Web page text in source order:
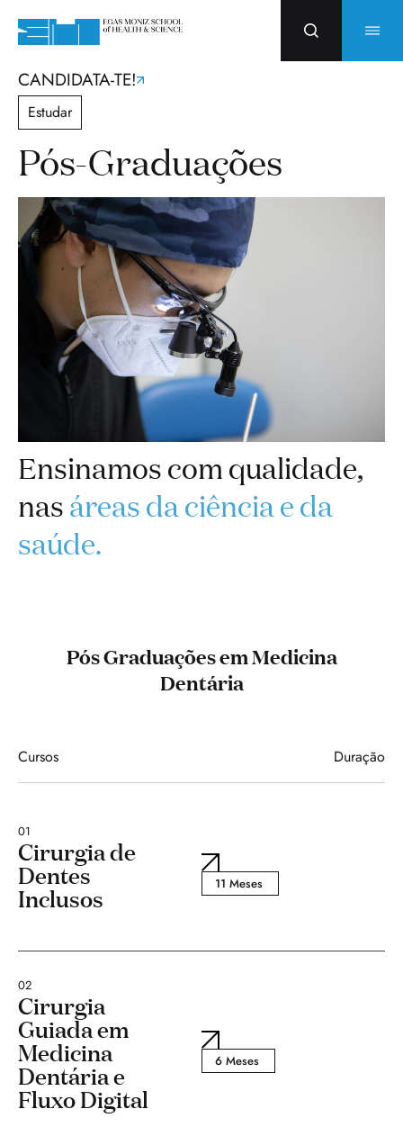
CANDIDATA-TE!
Estudar
Pós-Graduações
Ensinamos com qualidade,
nasáreas da ciência e da
saúde.
Pós Graduações em Medicina
Dentária
Cursos Duração
01
Cirurgia de
Dentes
Inclusos 11 Meses
02
Cirurgia
Guiada em
Medicina
Dentária e
Fluxo Digital
6 Meses